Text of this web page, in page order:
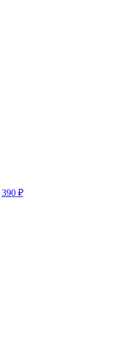
390 ₽